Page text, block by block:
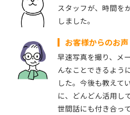
スタッフが、時間を
しました。
お客様からのお声
早速写真を撮り、メ
んなことできるよう
した。今後も教えて
に、どんどん活用し
世間話にも付き合っ